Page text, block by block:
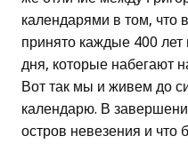
календарями в том, что
принято каждые 400
дня, которые набегают
Вот так мы и живем до
календарю. В
остров невезения и